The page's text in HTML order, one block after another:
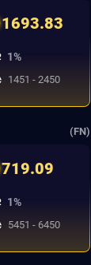
1693.83
1%
1451 - 2450
(FN)
719.09
1%
5451 - 6450